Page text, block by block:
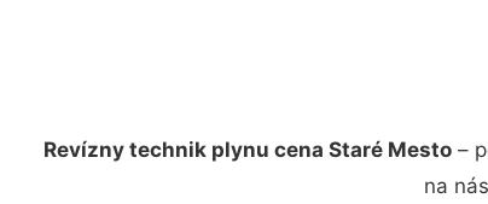
Revízny technik plynu cena Staré Mesto –
na